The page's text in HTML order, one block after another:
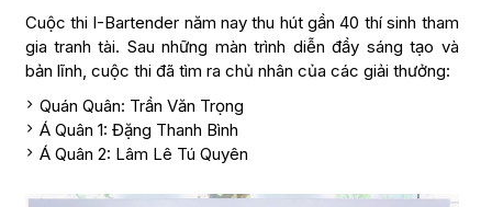
Cuộc thi I-Bartender năm nay thu hút gần 40 thí sinh tham
gia tranh tài. Sau những màn trình diễn đầy sáng tạo và
bản lĩnh, cuộc thi đã tìm ra chủ nhân của các giải thưởng:
Quán Quân: Trần Văn Trọng
Á Quân 1: Đặng Thanh Bình
Á Quân 2: Lâm Lê Tú Quyên